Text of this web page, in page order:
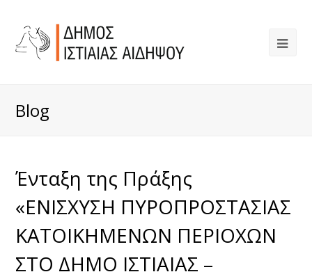
Blog
Ένταξη της Πράξης
«ΕΝΙΣΧΥΣΗ ΠΥΡΟΠΡΟΣΤΑΣΙΑΣ
ΚΑΤΟΙΚΗΜΕΝΩΝ ΠΕΡΙΟΧΩΝ
ΣΤΟ ΔΗΜΟ ΙΣΤΙΑΙΑΣ –